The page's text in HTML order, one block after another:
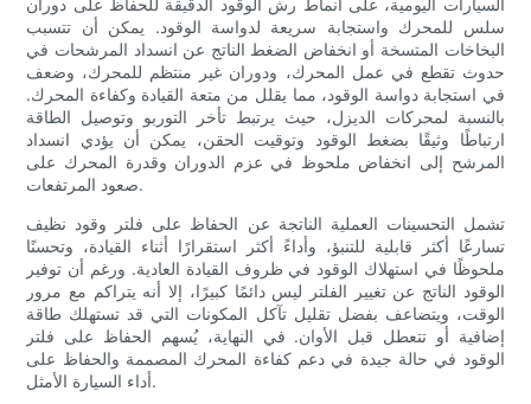
السيارات اليومية، على أنماط رش الوقود الدقيقة للحفاظ على دوران
سلس للمحرك واستجابة سريعة لدواسة الوقود. يمكن أن تتسبب
البخاخات المتسخة أو انخفاض الضغط الناتج عن انسداد المرشحات في
حدوث تقطع في عمل المحرك، ودوران غير منتظم للمحرك، وضعف
في استجابة دواسة الوقود، مما يقلل من متعة القيادة وكفاءة المحرك.
بالنسبة لمحركات الديزل، حيث يرتبط تأخر التوربو وتوصيل الطاقة
ارتباطًا وثيقًا بضغط الوقود وتوقيت الحقن، يمكن أن يؤدي انسداد
المرشح إلى انخفاض ملحوظ في عزم الدوران وقدرة المحرك على
صعود المرتفعات.
تشمل التحسينات العملية الناتجة عن الحفاظ على فلتر وقود نظيف
تسارعًا أكثر قابلية للتنبؤ، وأداءً أكثر استقرارًا أثناء القيادة، وتحسنًا
ملحوظًا في استهلاك الوقود في ظروف القيادة العادية. ورغم أن توفير
الوقود الناتج عن تغيير الفلتر ليس دائمًا كبيرًا، إلا أنه يتراكم مع مرور
الوقت، ويتضاعف بفضل تقليل تآكل المكونات التي قد تستهلك طاقة
إضافية أو تتعطل قبل الأوان. في النهاية، يُسهم الحفاظ على فلتر
الوقود في حالة جيدة في دعم كفاءة المحرك المصممة والحفاظ على
أداء السيارة الأمثل.